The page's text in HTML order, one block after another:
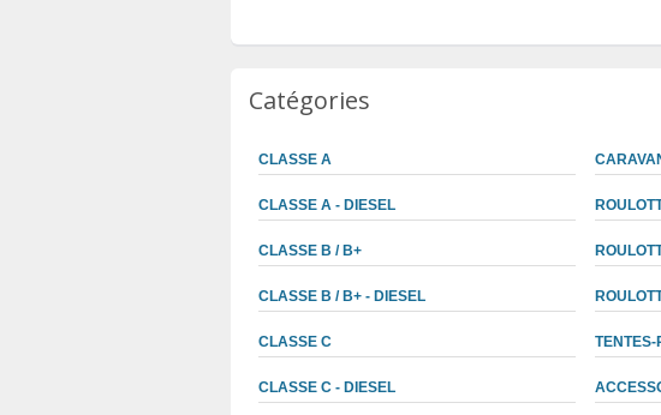
Catégories
CLASSE A
CLASSE A - DIESEL
CLASSE B / B+
CLASSE B / B+ - DIESEL
CLASSE C
CLASSE C - DIESEL
TENTES-